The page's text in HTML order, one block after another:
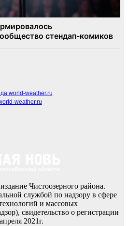
world-weather.ru
weather.ru
издание Чистоозерного района.
службой по надзору в сфере
и массовых
свидетельство о регистрации
2021г.